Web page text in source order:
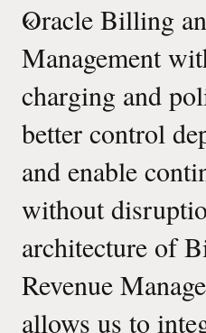
«
Oracle Billing
Management
charging and
better control
and enable
without
architecture of
Revenue
allows us to